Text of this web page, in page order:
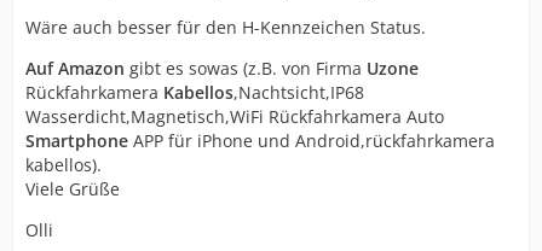
Wäre auch besser für den H-Kennzeichen Status.
Auf Amazon gibt es sowas (z.B. von Firma Uzone
Rückfahrkamera Kabellos,Nachtsicht,IP68
Wasserdicht,Magnetisch,WiFi Rückfahrkamera Auto
Smartphone APP für iPhone und Android,rückfahrkamera
kabellos).
Viele Grüße
Olli